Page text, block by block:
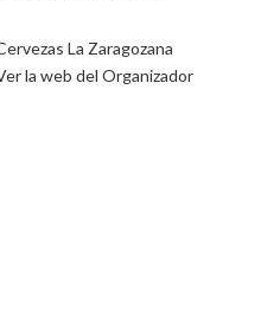
La Zaragozana
la web del Organizador